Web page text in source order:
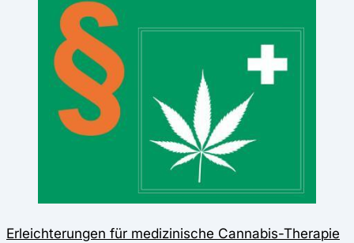
Erleichterungen für medizinische Cannabis-Therapie